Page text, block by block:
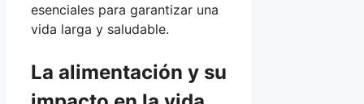
esenciales para garantizar una
vida larga y saludable.
La alimentación y su